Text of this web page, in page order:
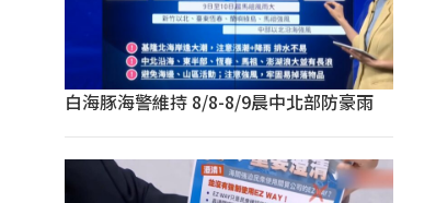
白海豚海警維持 8/8-8/9晨中北部防豪雨